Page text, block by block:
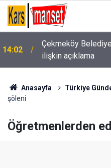
14:02
Çorum’da yolda
temizlik personeli
Anasayfa Türkiye
şöleni
Öğretmenlerden